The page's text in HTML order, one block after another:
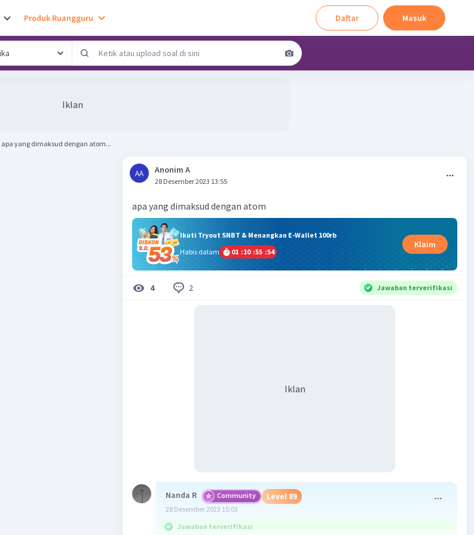
Produk Ruangguru Daftar Masuk
Iklan
apa yang dimaksud dengan atom...
AA Anonim A
28 Desember 2023 13:55
apa yang dimaksud dengan atom
Ikuti Tryout SNBT & Menangkan E-Wallet 100rb
Habis dalam
01 :10 :55 :53
Klaim
4 2 Jawaban terverifikasi
Iklan
Nanda R Community Level 89
28 Desember 2023 15:03
Jawaban terverifikasi